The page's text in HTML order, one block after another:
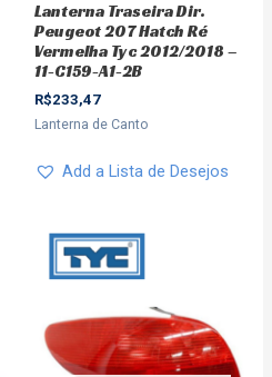
Lanterna Traseira Dir.
Peugeot 207 Hatch Ré
Vermelha Tyc 2012/2018 –
11-C159-A1-2B
R$233,47
Lanterna de Canto
Add a Lista de Desejos